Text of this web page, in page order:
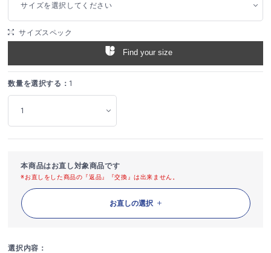
サイズを選択してください
サイズスペック
Find your size
数量を選択する： 1
本商品はお直し対象商品です
※お直しをした商品の『返品』『交換』は出来ません。
お直しの選択
選択内容：